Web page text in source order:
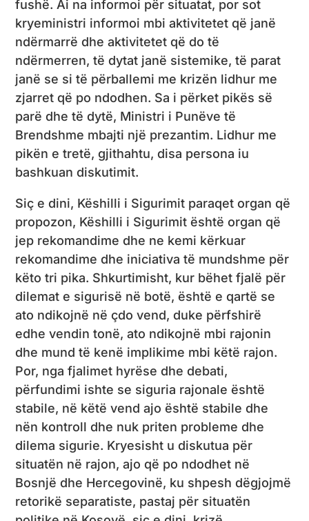
fushë. Ai na informoi për situatat, por sot
kryeministri informoi mbi aktivitetet që janë
ndërmarrë dhe aktivitetet që do të
ndërmerren, të dytat janë sistemike, të parat
janë se si të përballemi me krizën lidhur me
zjarret që po ndodhen. Sa i përket pikës së
parë dhe të dytë, Ministri i Punëve të
Brendshme mbajti një prezantim. Lidhur me
pikën e tretë, gjithahtu, disa persona iu
bashkuan diskutimit.
Siç e dini, Këshilli i Sigurimit paraqet organ që
propozon, Këshilli i Sigurimit është organ që
jep rekomandime dhe ne kemi kërkuar
rekomandime dhe iniciativa të mundshme për
këto tri pika. Shkurtimisht, kur bëhet fjalë për
dilemat e sigurisë në botë, është e qartë se
ato ndikojnë në çdo vend, duke përfshirë
edhe vendin tonë, ato ndikojnë mbi rajonin
dhe mund të kenë implikime mbi këtë rajon.
Por, nga fjalimet hyrëse dhe debati,
përfundimi ishte se siguria rajonale është
stabile, në këtë vend ajo është stabile dhe
nën kontroll dhe nuk priten probleme dhe
dilema sigurie. Kryesisht u diskutua për
situatën në rajon, ajo që po ndodhet në
Bosnjë dhe Hercegovinë, ku shpesh dëgjojmë
retorikë separatiste, pastaj për situatën